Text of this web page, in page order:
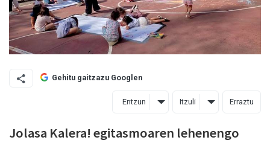
Gehitu gaitzazu Googlen
Entzun Itzuli Erraztu
Jolasa Kalera! egitasmoaren lehenengo